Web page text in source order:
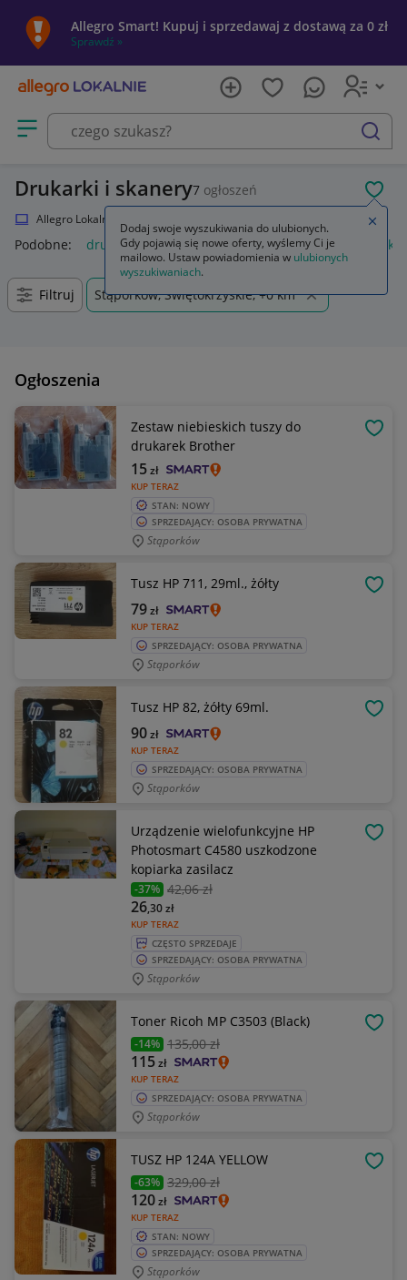
Allegro Smart! Kupuj i sprzedawaj z dostawą za 0 zł
Sprawdź »
Otwórz menu z kategoriami
szukaj
Drukarki i skanery7 ogłoszeń
Allegro Lokalnie
Podobne: drukarka i skaner drukarka i skaner 3d
Filtruj Stąporków, Świętokrzyskie, +0 km
Ogłoszenia
Zestaw niebieskich tuszy do
drukarek Brother
KUP TERAZ
15zł
STAN: NOWY
SPRZEDAJĄCY: OSOBA PRYWATNA
Stąporków
Tusz HP 711, 29ml., żółty
KUP TERAZ
79zł
SPRZEDAJĄCY: OSOBA PRYWATNA
Stąporków
Tusz HP 82, żółty 69ml.
KUP TERAZ
90zł
SPRZEDAJĄCY: OSOBA PRYWATNA
Stąporków
Urządzenie wielofunkcyjne HP
Photosmart C4580 uszkodzone
kopiarka zasilacz
-37% 42,06 zł
KUP TERAZ
26,30zł
CZĘSTO SPRZEDAJE
SPRZEDAJĄCY: OSOBA PRYWATNA
Stąporków
Toner Ricoh MP C3503 (Black)
-14% 135,00 zł
KUP TERAZ
115zł
SPRZEDAJĄCY: OSOBA PRYWATNA
Stąporków
TUSZ HP 124A YELLOW
-63% 329,00 zł
KUP TERAZ
120zł
STAN: NOWY
SPRZEDAJĄCY: OSOBA PRYWATNA
Stąporków
Dodaj swoje wyszukiwania do ulubionych.
Gdy pojawią się nowe oferty, wyślemy Ci je
mailowo. Ustaw powiadomienia w ulubionych
wyszukiwaniach.